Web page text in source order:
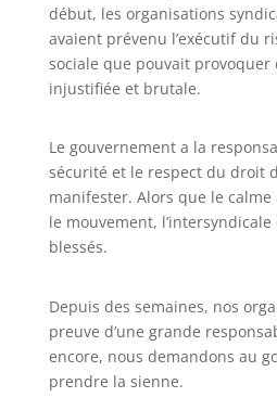
début, les organisations
avaient prévenu l’exécutif du
sociale que pouvait
injustifiée et brutale.
Le gouvernement a la
sécurité et le respect du droit
manifester. Alors que le
le mouvement,
blessés.
Depuis des semaines, nos
preuve d’une grande
encore, nous demandons au
prendre la sienne.